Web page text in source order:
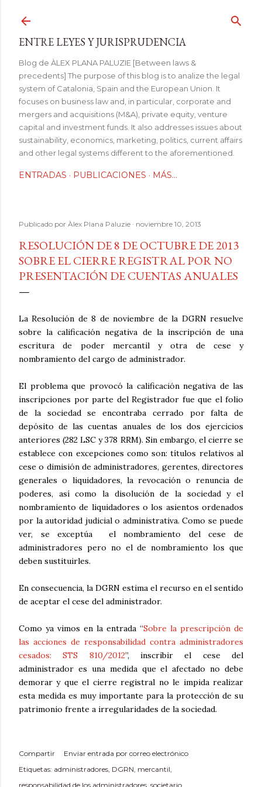
ENTRE LEYES Y JURISPRUDENCIA
Blog de ÀLEX PLANA PALUZIE [Between laws &
precedents] The purpose of this blog is to analize the legal
system of Catalonia, Spain and the European Union. It
focuses on business law and, in particular, corporate and
mergers and acquisitions (M&A), private equity, venture
capital and investment funds. It also addresses issues about
sustainability, economics, marketing, politics, current affairs
and other legal systems different to the aforementioned.
ENTRADAS PUBLICACIONES MÁS…
Publicado por Àlex Plana Paluzie noviembre 10, 2013
RESOLUCIÓN DE 8 DE OCTUBRE DE 2013
SOBRE EL CIERRE REGISTRAL POR NO
PRESENTACIÓN DE CUENTAS ANUALES
La Resolución de 8 de noviembre de la DGRN resuelve
sobre la calificación negativa de la inscripción de una
escritura de poder mercantil y otra de cese y
nombramiento del cargo de administrador.
El problema que provocó la calificación negativa de las
inscripciones por parte del Registrador fue que el folio
de la sociedad se encontraba cerrado por falta de
depósito de las cuentas anuales de los dos ejercicios
anteriores (282 LSC y 378 RRM). Sin embargo, el cierre se
establece con excepciones como son: títulos relativos al
cese o dimisión de administradores, gerentes, directores
generales o liquidadores, la revocación o renuncia de
poderes, así como la disolución de la sociedad y el
nombramiento de liquidadores o los asientos ordenados
por la autoridad judicial o administrativa. Como se puede
ver, se exceptúa
el nombramiento del cese de
administradores pero no el de nombramiento los que
deben sustituirles.
En consecuencia, la DGRN estima el recurso en el sentido
de aceptar el cese del administrador.
Como ya vimos en la entrada “Sobre la prescripción de
las acciones de responsabilidad contra administradores
cesados: STS 810/2012”, inscribir el cese del
administrador es una medida que el afectado no debe
demorar y que el cierre registral no le impida realizar
esta medida es muy importante para la protección de su
patrimonio frente a irregularidades de la sociedad.
Compartir
Enviar entrada por correo electrónico
Etiquetas: administradores DGRN mercantil
responsabilidad de los administradores societario